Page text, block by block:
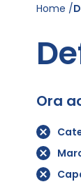
Home
Ora